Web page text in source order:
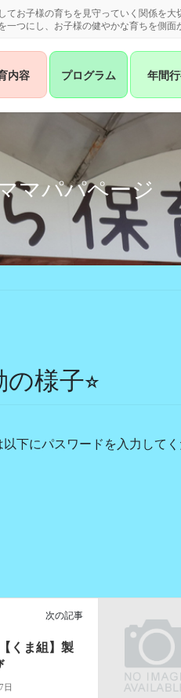
お子様の育ちを見守っていく関係を
つにし、お子様の健やかな育ちを側面
内容 プログラム 年間
マパパページ
様子⭐︎
下にパスワードを入力してく
次の記事
くま組】製
日